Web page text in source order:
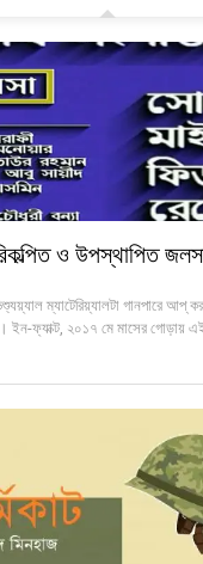
ও উপস্থাপিত
ম্যাটেরিয়্যালটা গানপারে আপ্
ইন-ফ্যাক্ট, ২০১৭ মে মাসের গোড়ায়